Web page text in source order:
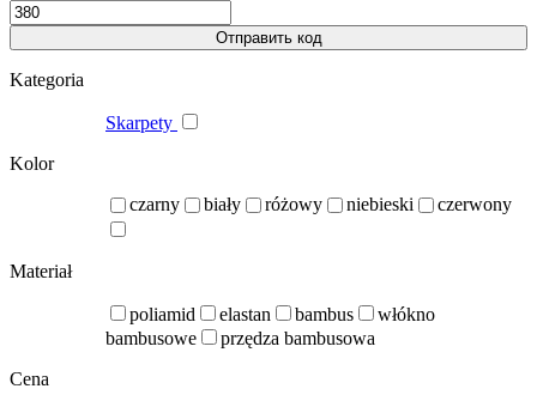
Отправить код
Kategoria
Skarpety
Kolor
czarny
biały różowy niebieski czerwony
Materiał
poliamid elastan bambus
włókno
bambusowe
przędza bambusowa
Cena